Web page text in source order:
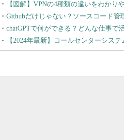
【図解】VPNの4種類の違いをわかり
Githubだけじゃない？ソースコード管
chatGPTで何ができる？どんな仕事で
【2024年最新】コールセンターシス